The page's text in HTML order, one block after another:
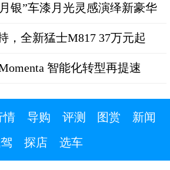
银”车漆月光灵感演绎新豪华
，全新猛士M817 37万元起
智能化转型再提速
情 导购 评测 图赏
新闻
探店 选车